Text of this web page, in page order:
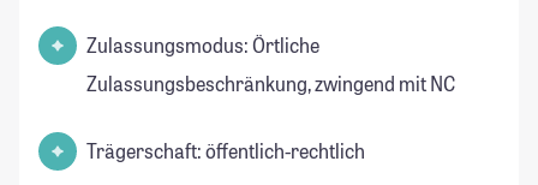
Zulassungsmodus: Örtliche
Zulassungsbeschränkung, zwingend mit NC
Trägerschaft: öffentlich-rechtlich